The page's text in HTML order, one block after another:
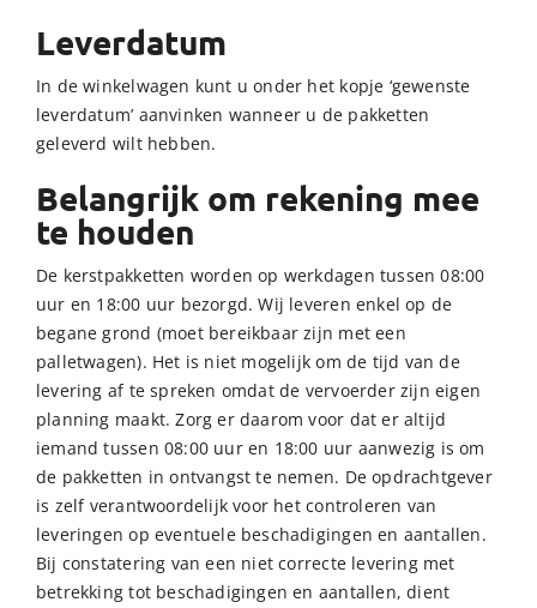
Leverdatum
In de winkelwagen kunt u onder het kopje ‘gewenste
leverdatum’ aanvinken wanneer u de pakketten
geleverd wilt hebben.
Belangrijk om rekening mee
te houden
De kerstpakketten worden op werkdagen tussen 08:00
uur en 18:00 uur bezorgd. Wij leveren enkel op de
begane grond (moet bereikbaar zijn met een
palletwagen). Het is niet mogelijk om de tijd van de
levering af te spreken omdat de vervoerder zijn eigen
planning maakt. Zorg er daarom voor dat er altijd
iemand tussen 08:00 uur en 18:00 uur aanwezig is om
de pakketten in ontvangst te nemen. De opdrachtgever
is zelf verantwoordelijk voor het controleren van
leveringen op eventuele beschadigingen en aantallen.
Bij constatering van een niet correcte levering met
betrekking tot beschadigingen en aantallen, dient